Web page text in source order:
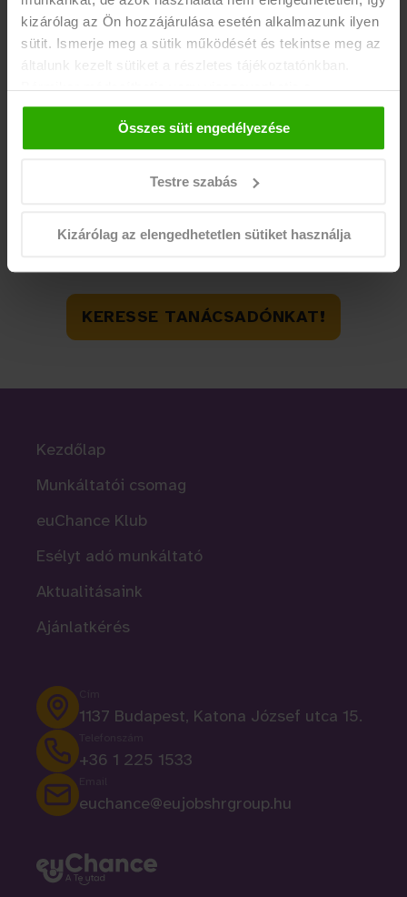
kizárólag az Ön hozzájárulása esetén alkalmazunk ilyen
sütit. Ismerje meg a sütik működését és tekintse meg az
általunk kezelt sütiket a részletes tájékoztatónkban.
Bármikor módosíthatja vagy visszavonhatja a
hozzájárulását a weboldalunk láblécében található "Süti
tájékoztató" feliratra kattintva.
Összes süti engedélyezése
Testre szabás
Kizárólag az elengedhetetlen sütiket használja
KERESSE TANÁCSADÓNKAT!
Kezdőlap
Munkáltatói csomag
euChance Klub
Esélyt adó munkáltató
Aktualitásaink
Ajánlatkérés
1137 Budapest, Katona József utca 15.
+36 1 225 1533
euchance@eujobshrgroup.hu